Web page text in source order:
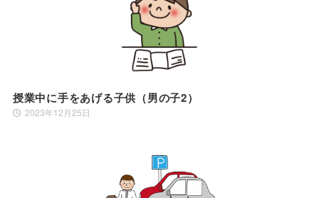
授業中に手をあげる子供（男の子2）
2023年12月25日